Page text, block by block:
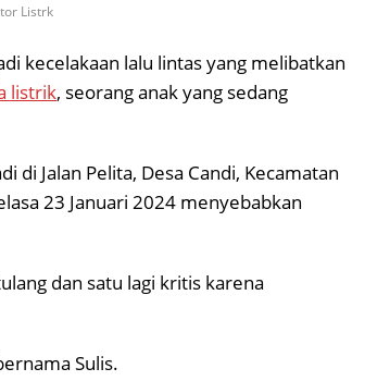
Listrk
kecelakaan lalu lintas yang melibatkan
listrik, seorang anak yang sedang
Jalan Pelita, Desa Candi, Kecamatan
23 Januari 2024 menyebabkan
dan satu lagi kritis karena
Sulis.